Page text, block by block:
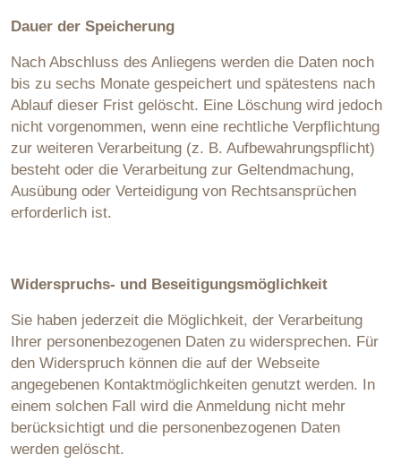
Dauer der Speicherung
Nach Abschluss des Anliegens werden die Daten noch
bis zu sechs Monate gespeichert und spätestens nach
Ablauf dieser Frist gelöscht. Eine Löschung wird jedoch
nicht vorgenommen, wenn eine rechtliche Verpflichtung
zur weiteren Verarbeitung (z. B. Aufbewahrungspflicht)
besteht oder die Verarbeitung zur Geltendmachung,
Ausübung oder Verteidigung von Rechtsansprüchen
erforderlich ist.
Widerspruchs- und Beseitigungsmöglichkeit
Sie haben jederzeit die Möglichkeit, der Verarbeitung
Ihrer personenbezogenen Daten zu widersprechen. Für
den Widerspruch können die auf der Webseite
angegebenen Kontaktmöglichkeiten genutzt werden. In
einem solchen Fall wird die Anmeldung nicht mehr
berücksichtigt und die personenbezogenen Daten
werden gelöscht.